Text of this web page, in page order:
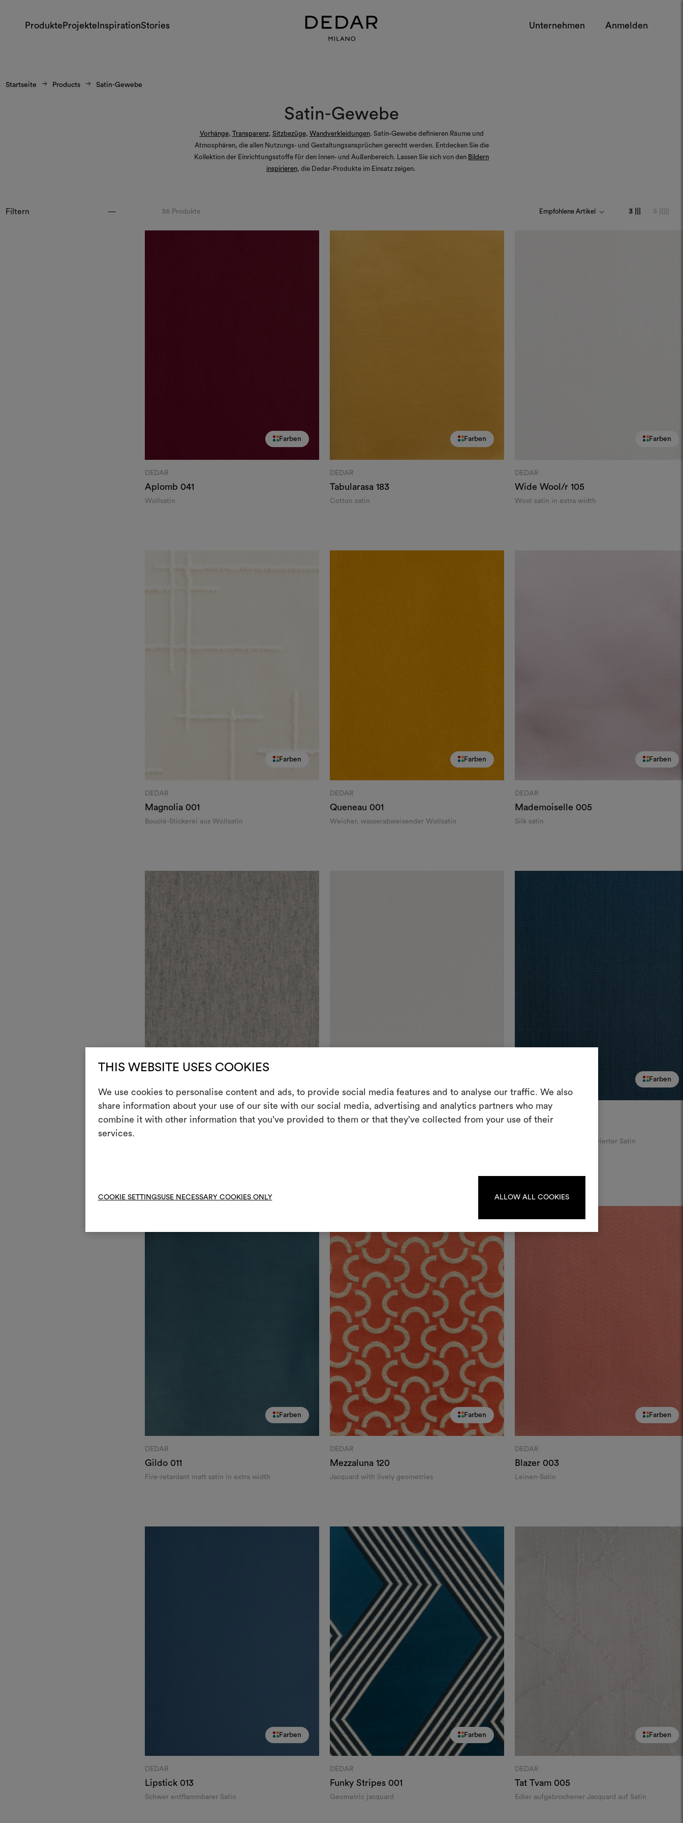
THIS WEBSITE USES COOKIES
We use cookies to personalise content and ads, to provide social media features and to analyse our traffic. We also
share information about your use of our site with our social media, advertising and analytics partners who may
combine it with other information that you’ve provided to them or that they’ve collected from your use of their
services.
COOKIE SETTINGSUSE NECESSARY COOKIES ONLY ALLOW ALL COOKIES
Produkte Projekte InspirationStories Unternehmen Anmelden
Startseite Products Satin-Gewebe
Satin-Gewebe
Vorhänge, Transparenz, Sitzbezüge, Wandverkleidungen. Satin-Gewebe definieren Räume und
Atmosphären, die allen Nutzungs- und Gestaltungsansprüchen gerecht werden. Entdecken Sie die
Kollektion der Einrichtungsstoffe für den Innen- und Außenbereich. Lassen Sie sich von den Bildern
inspirieren, die Dedar-Produkte im Einsatz zeigen.
Filtern 36 Produkte 3 ||| 5 |||||
Farben
DEDAR
Aplomb 041
Wollsatin
Farben
DEDAR
Tabularasa183
Cotton satin
Farben
DEDAR
Wide Wool/r 105
Wool satin in extra width
Farben
DEDAR
Magnolia 001
Bouclé-Stickerei aus Wollsatin
Farben
DEDAR
Queneau 001
Weicher, wasserabweisender Wollsatin
Farben
DEDAR
Mademoiselle 005
Silk satin
Wide Wool Albinea
Farben
Feuerhemmender strukturierter Satin
Farben
DEDAR
Gildo 011
Fire-retardant matt satin in extra width
Farben
DEDAR
Mezzaluna120
Jacquard with lively geometries
Farben
DEDAR
Blazer 003
Leinen-Satin
Farben
DEDAR
Lipstick 013
Schwer entflammbarer Satin
Farben
DEDAR
Funky Stripes 001
Geometric jacquard
Farben
DEDAR
Tat Tvam 005
Edler aufgebrochener Jacquard auf Satin
erstellen
Ein interaktives Tool, mit dem Sie Ihre Ideen zum
Leben erwecken und mit anderen teilen können,
Um Moodboards zu erstellen oder
oder registrieren Sie sich.
ANMELDUNG
REGISTRIEREN